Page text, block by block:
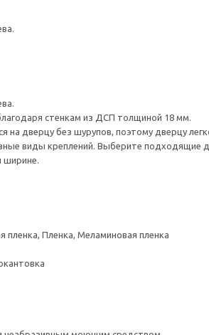
стенкам из ДСП толщиной 18 мм.
на дверцу без шурупов, поэтому дверцу
виды креплений. Выберите подходящие
ширине.
Пленка, Меламиновая пленка